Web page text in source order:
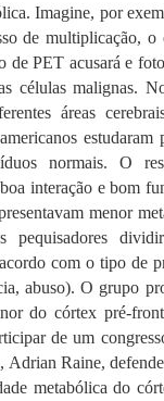
Imagine, por
de multiplicação,
PET acusará e
células malignas.
áreas
normais. O
interação e bom
menor
pequisadores
com o tipo de
abuso). O grupo
do córtex pré-
de um
Raine,
metabólica do